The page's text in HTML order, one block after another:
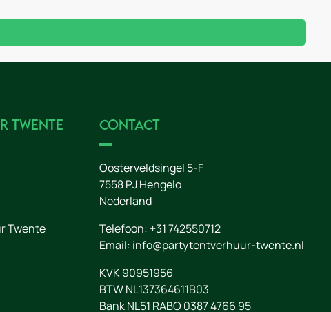
Twente
Twente
Contact
Oosterveldsingel 5-F
7558 PJHengelo
Nederland
Telefoon: +31 742550712
Email: info@partytentverhuur-twente.nl
KVK 90951956
BTW NL137364611B03
Bank NL51 RABO 0387 4766 95